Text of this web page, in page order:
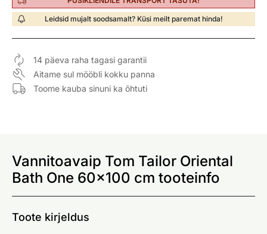
Leidsid mujalt soodsamalt? Küsi meilt paremat hinda!
14 päeva raha tagasi garantii
Aitame sul mööbli kokku panna
Toome kauba sinuni ka õhtuti
Vannitoavaip Tom Tailor Oriental
Bath One 60x100 cm tooteinfo
Toote kirjeldus